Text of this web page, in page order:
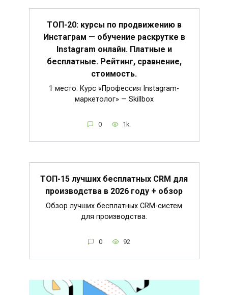
ТОП-20: курсы по продвижению в
Инстаграм — обучение раскрутке в
Instagram онлайн. Платные и
бесплатные. Рейтинг, сравнение,
стоимость.
1 место. Курс «Профессия Instagram-
маркетолог» — Skillbox
0 1k.
ТОП-15 лучших бесплатных CRM для
производства в 2026 году + обзор
Обзор лучших бесплатных CRM-систем
для производства.
0 92